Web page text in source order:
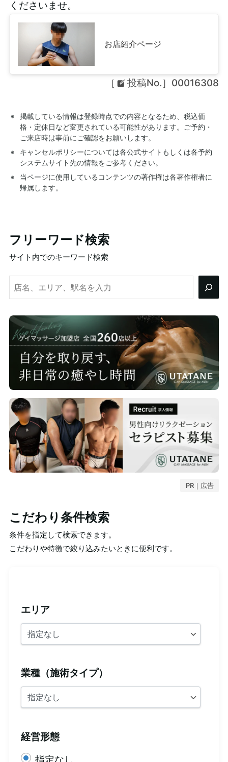
くださいませ。
お店紹介ページ
［ 投稿No.］00016308
掲載している情報は登録時点での内容となるため、税込価
格・定休日など変更されている可能性があります。ご予約・
ご来店時は事前にご確認をお願いします。
キャンセルポリシーについては各公式サイトもしくは各予約
システムサイト先の情報をご参考ください。
当ページに使用しているコンテンツの著作権は各著作権者に
帰属します。
フリーワード検索
サイト内でのキーワード検索
検
索
PR｜広告
こだわり条件検索
条件を指定して検索できます。
こだわりや特徴で絞り込みたいときに便利です。
エリア
業種（施術タイプ）
経営形態
指定なし